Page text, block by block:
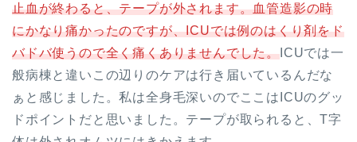
止血が終わると、テープが外されます。血管造影の時
にかなり痛かったのですが、ICUでは例のはくり剤をド
バドバ使うので全く痛くありませんでした。 ICUでは一
般病棟と違いこの辺りのケアは行き届いているんだな
ぁと感じました。私は全身毛深いのでここはICUのグッ
ドポイントだと思いました。テープが取られると、T字